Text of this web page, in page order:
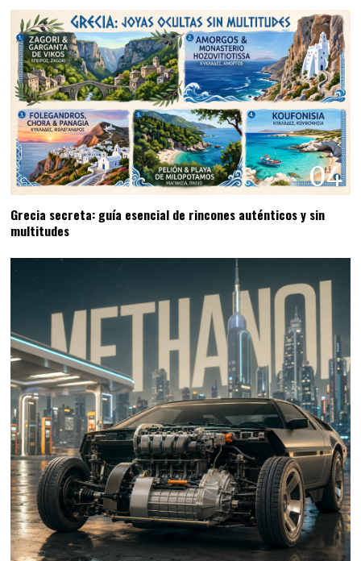
04
Grecia secreta: guía esencial de rincones auténticos y sin
multitudes